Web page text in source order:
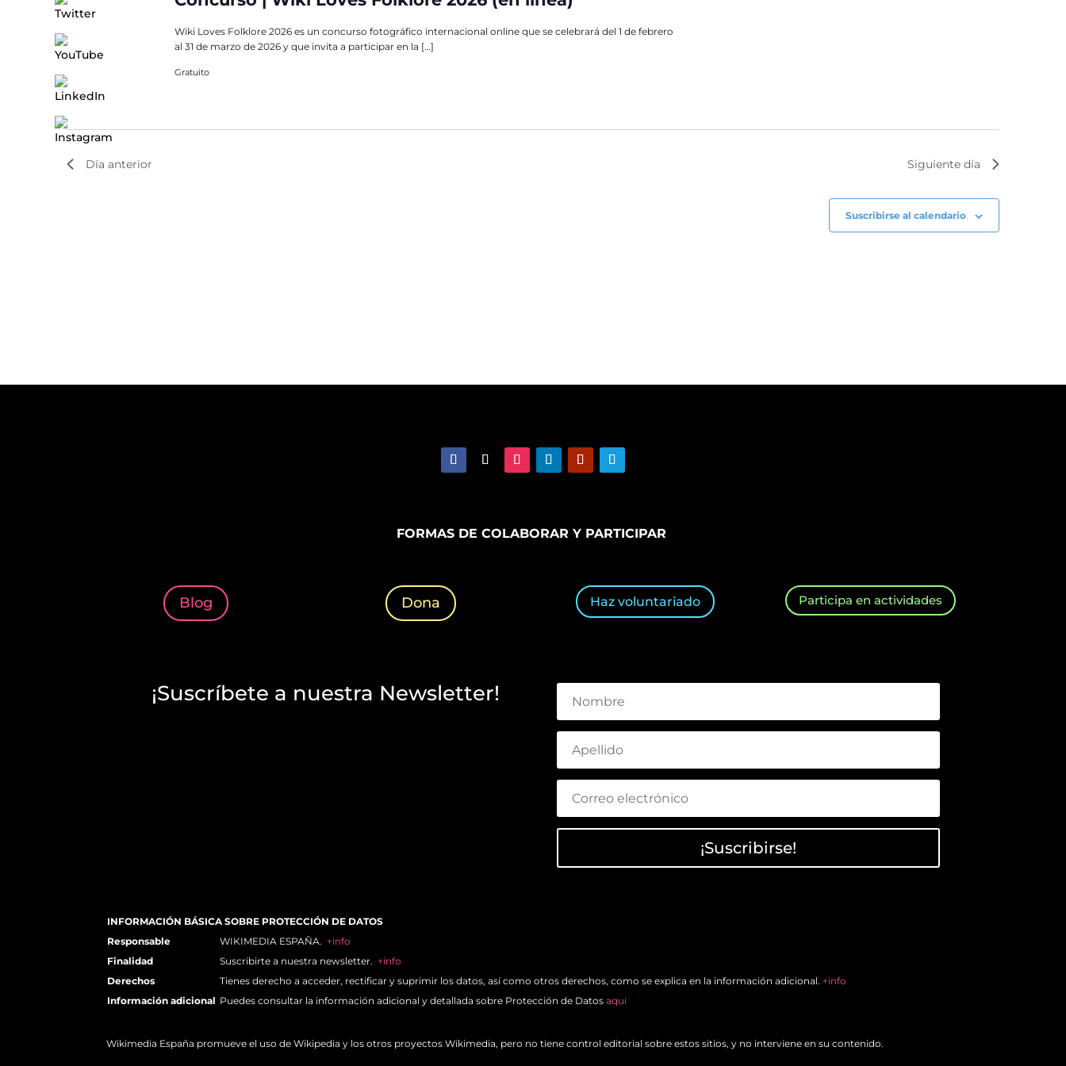
Wiki Loves Folklore 2026 es un concurso fotográfico internacional online que se celebrará del 1 de febrero
al 31 de marzo de 2026 y que invita a participar en la […]
Gratuito
Día anterior Siguiente día
Suscribirse al calendario
FORMAS DE COLABORAR Y PARTICIPAR
Blog Dona Haz voluntariado Participa en actividades
¡Suscríbete a nuestra Newsletter!
¡Suscribirse!
INFORMACIÓN BÁSICA SOBRE PROTECCIÓN DE DATOS
Responsable
WIKIMEDIA ESPAÑA. +info
Finalidad
Suscribirte a nuestra newsletter. +info
Derechos
Tienes derecho a acceder, rectificar y suprimir los datos, así como otros derechos, como se explica en la información adicional. +info
Información adicional Puedes consultar la información adicional y detallada sobre Protección de Datosaquí
Wikimedia España promueve el uso de Wikipedia y los otros proyectos Wikimedia, pero no tiene control editorial sobre estos sitios, y no interviene en su contenido.